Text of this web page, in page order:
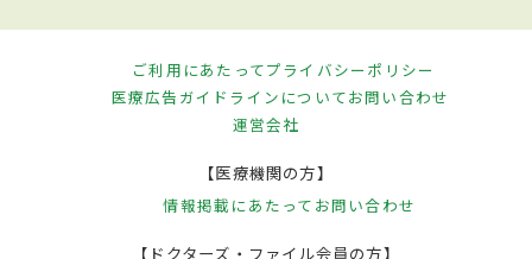
ご利用にあたってプライバシーポリシー
医療広告ガイドラインについてお問い合わせ
運営会社
【医療機関の方】
情報掲載にあたって お問い合わせ
【ドクターズ・ファイル会員の方】